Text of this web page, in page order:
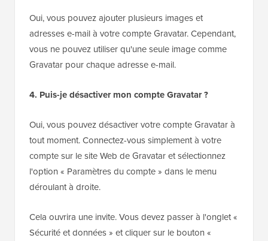
Oui, vous pouvez ajouter plusieurs images et
adresses e-mail à votre compte Gravatar. Cependant,
vous ne pouvez utiliser qu'une seule image comme
Gravatar pour chaque adresse e-mail.
4. Puis-je désactiver mon compte Gravatar ?
Oui, vous pouvez désactiver votre compte Gravatar à
tout moment. Connectez-vous simplement à votre
compte sur le site Web de Gravatar et sélectionnez
l'option « Paramètres du compte » dans le menu
déroulant à droite.
Cela ouvrira une invite. Vous devez passer à l'onglet «
Sécurité et données » et cliquer sur le bouton «